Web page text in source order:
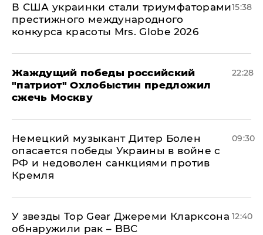
В США украинки стали триумфаторами
престижного международного
конкурса красоты Mrs. Globe 2026
15:38
Жаждущий победы российский
"патриот" Охлобыстин предложил
сжечь Москву
22:28
Немецкий музыкант Дитер Болен
опасается победы Украины в войне с
РФ и недоволен санкциями против
Кремля
09:30
У звезды Top Gear Джереми Кларксона
обнаружили рак – BBC
12:40